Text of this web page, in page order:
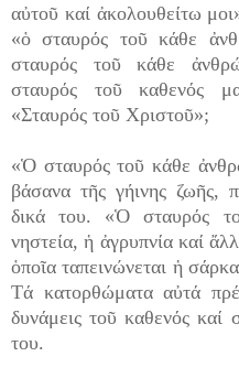
αὐτοῦ καί ἀκολουθείτω
«ὁ σταυρός τοῦ κάθε
σταυρός τοῦ κάθε
σταυρός τοῦ καθενός
«Σταυρός τοῦ Χριστοῦ»;
«Ὁ σταυρός τοῦ κάθε
βάσανα τῆς γήινης ζωῆς,
δικά του. «Ὁ σταυρός
νηστεία, ἡ ἀγρυπνία καί
ὁποῖα ταπεινώνεται ἡ
Τά κατορθώματα αὐτά
δυνάμεις τοῦ καθενός καί
του.